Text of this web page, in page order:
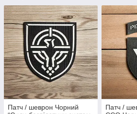
Патч / шеврон Чорний
Патч /